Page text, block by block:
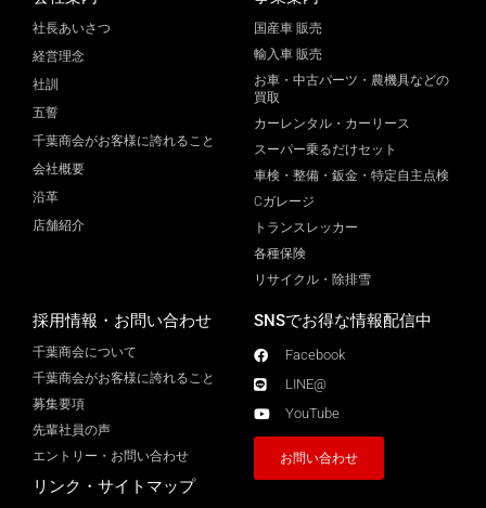
社長あいさつ
経営理念
社訓
五誓
千葉商会がお客様に誇れること
会社概要
沿革
店舗紹介
国産車 販売
輸入車 販売
お車・中古パーツ・農機具などの
買取
カーレンタル・カーリース
スーパー乗るだけセット
車検・整備・鈑金・特定自主点検
Cガレージ
トランスレッカー
各種保険
リサイクル・除排雪
採用情報・お問い合わせ
千葉商会について
千葉商会がお客様に誇れること​
募集要項
先輩社員の声
エントリー・お問い合わせ
リンク・サイトマップ
SNSでお得な情報配信中
Facebook
LINE@
YouTube
お問い合わせ